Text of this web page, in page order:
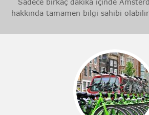
Sadece birkaç dakika içinde
hakkında tamamen bilgi sahibi